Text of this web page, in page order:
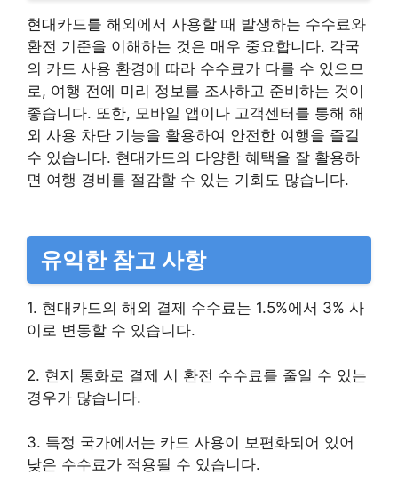
현대카드를 해외에서 사용할 때 발생하는 수수료와
환전 기준을 이해하는 것은 매우 중요합니다. 각국
의 카드 사용 환경에 따라 수수료가 다를 수 있으므
로, 여행 전에 미리 정보를 조사하고 준비하는 것이
좋습니다. 또한, 모바일 앱이나 고객센터를 통해 해
외 사용 차단 기능을 활용하여 안전한 여행을 즐길
수 있습니다. 현대카드의 다양한 혜택을 잘 활용하
면 여행 경비를 절감할 수 있는 기회도 많습니다.
유익한 참고 사항
1. 현대카드의 해외 결제 수수료는 1.5%에서 3% 사
이로 변동할 수 있습니다.
2. 현지 통화로 결제 시 환전 수수료를 줄일 수 있는
경우가 많습니다.
3. 특정 국가에서는 카드 사용이 보편화되어 있어
낮은 수수료가 적용될 수 있습니다.